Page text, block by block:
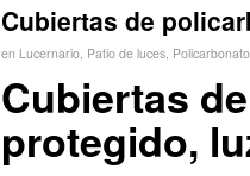
Cubiertas de
en Lucernario, Patio de luces, Policarbonato
Cubiertas
protegido,